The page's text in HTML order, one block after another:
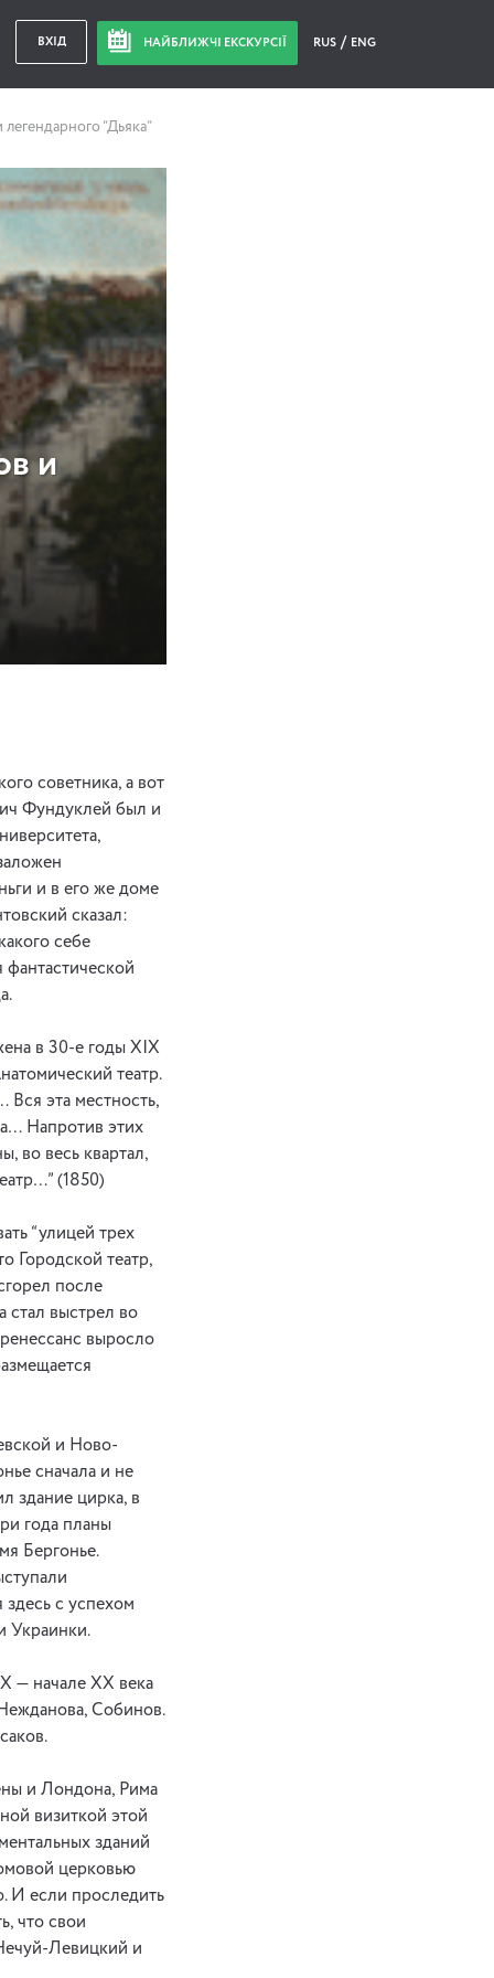
ВХІД НАЙБЛИЖЧІ ЕКСКУРСІЇ RUS ENG
“Дьяка”
и
советника, а вот
Фундуклей был и
и в его же доме
сказал:
себе
в 30-е годы ХIХ
театр.
эта местность,
Напротив этих
во весь квартал,
(1850)
“улицей трех
Городской театр,
после
стал выстрел во
выросло
и Ново-
сначала и не
здание цирка, в
года планы
Бергонье.
с успехом
Украинки.
— начале ХХ века
Собинов.
и Лондона, Рима
визиткой этой
зданий
церковью
И если проследить
что свои
Левицкий и